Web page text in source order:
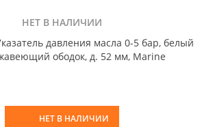
НЕТ В НАЛИЧИИ
давления масла 0-5 бар, белый
ободок, д. 52 мм, Marine
НЕТ В НАЛИЧИИ